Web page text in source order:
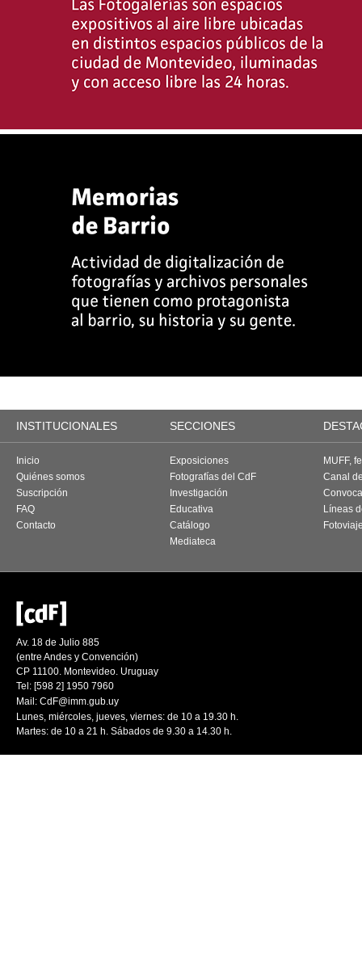
INSTITUCIONALES SECCIONES
Inicio
Quiénes somos
Suscripción
FAQ
Contacto
Exposiciones
Fotografías del CdF
Investigación
Educativa
Catálogo
Mediateca
MUFF,
Canal
Líneas
Av. 18 de Julio 885
(entre Andes y Convención)
CP 11100. Montevideo. Uruguay
Tel: [598 2] 1950 7960
Mail: CdF@imm.gub.uy
Lunes, miércoles, jueves, viernes: de 10 a 19.30 h.
Martes: de 10 a 21 h. Sábados de 9.30 a 14.30 h.